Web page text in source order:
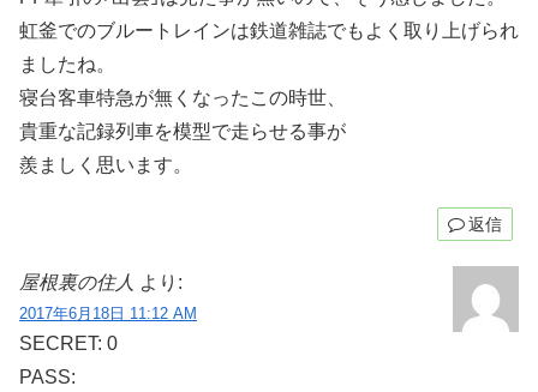
虹釜でのブルートレインは鉄道雑誌でもよく取り上げられ
ましたね。
寝台客車特急が無くなったこの時世、
貴重な記録列車を模型で走らせる事が
羨ましく思います。
返信
屋根裏の住人 より:
2017年6月18日 11:12 AM
SECRET: 0
PASS: